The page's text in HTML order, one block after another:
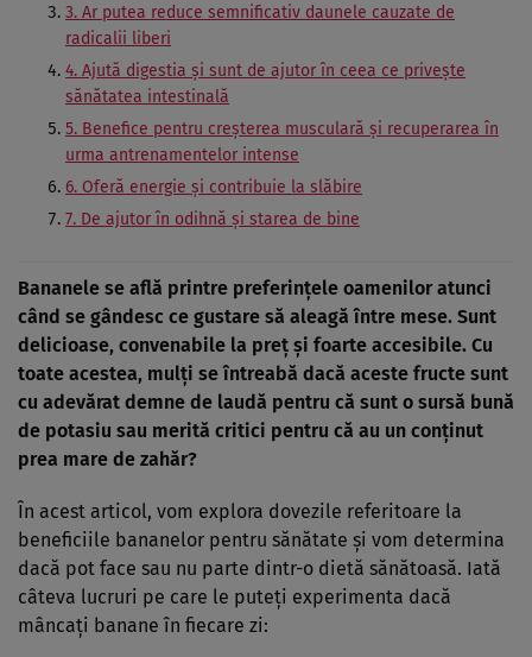
3. Ar putea reduce semnificativ daunele cauzate de
radicalii liberi
4. Ajută digestia și sunt de ajutor în ceea ce privește
sănătatea intestinală
5. Benefice pentru creșterea musculară și recuperarea în
urma antrenamentelor intense
6. Oferă energie și contribuie la slăbire
7. De ajutor în odihnă și starea de bine
Bananele se află printre preferințele oamenilor atunci
când se gândesc ce gustare să aleagă între mese. Sunt
delicioase, convenabile la preț și foarte accesibile. Cu
toate acestea, mulți se întreabă dacă aceste fructe sunt
cu adevărat demne de laudă pentru că sunt o sursă bună
de potasiu sau merită critici pentru că au un conținut
prea mare de zahăr?
În acest articol, vom explora dovezile referitoare la
beneficiile bananelor pentru sănătate și vom determina
dacă pot face sau nu parte dintr-o dietă sănătoasă. Iată
câteva lucruri pe care le puteți experimenta dacă
mâncați banane în fiecare zi: